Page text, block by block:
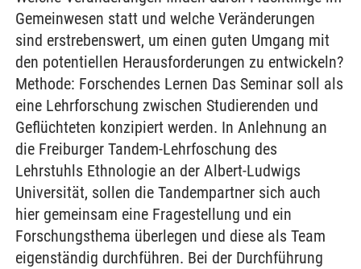
Gemeinwesen statt und welche Veränderungen
sind erstrebenswert, um einen guten Umgang mit
den potentiellen Herausforderungen zu entwickeln?
Methode: Forschendes Lernen Das Seminar soll als
eine Lehrforschung zwischen Studierenden und
Geflüchteten konzipiert werden. In Anlehnung an
die Freiburger Tandem-Lehrfoschung des
Lehrstuhls Ethnologie an der Albert-Ludwigs
Universität, sollen die Tandempartner sich auch
hier gemeinsam eine Fragestellung und ein
Forschungsthema überlegen und diese als Team
eigenständig durchführen. Bei der Durchführung